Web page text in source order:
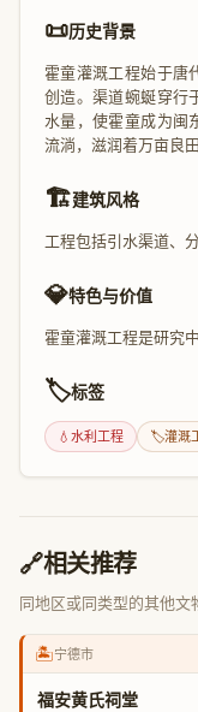
📜历史背景
霍童灌溉工程始于唐
创造。渠道蜿蜒穿行
水量，使霍童成为闽
流淌，滋润着万亩良
🏗️建筑风格
工程包括引水渠道、
💎特色与价值
霍童灌溉工程是研究
🏷️标签
💧 水利工程 🏷️灌溉
🔗相关推荐
同地区或同类型的其他文
🏝️宁德市
福安黄氏祠堂